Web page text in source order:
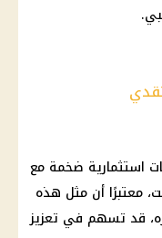
استثمارية ضخمة مع
معتبرًا أن مثل هذه
قد تسهم في تعزيز